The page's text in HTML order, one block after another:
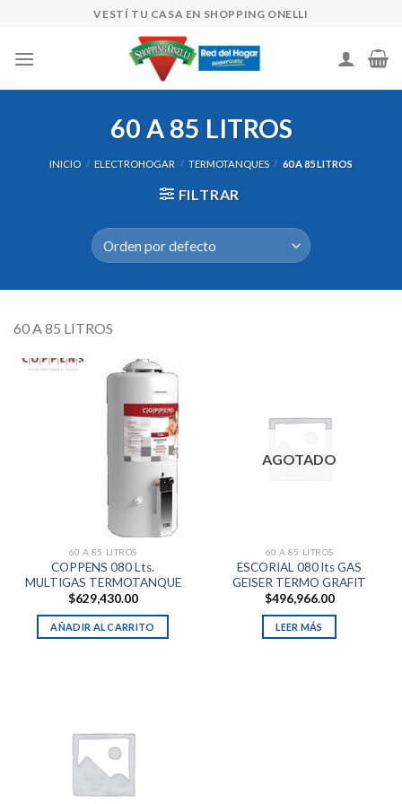
content
VESTÍ TU CASA EN SHOPPING ONELLI
60 A 85 LITROS
INICIO / ELECTROHOGAR / TERMOTANQUES / 60 A 85 LITROS
FILTRAR
60 A 85 LITROS
60 A 85 LITROS
COPPENS 080 Lts.
MULTIGAS TERMOTANQUE
$629,430.00
AÑADIR AL CARRITO
AGOTADO
60 A 85 LITROS
ESCORIAL 080 lts GAS
GEISER TERMO GRAFIT
$496,966.00
LEER MÁS